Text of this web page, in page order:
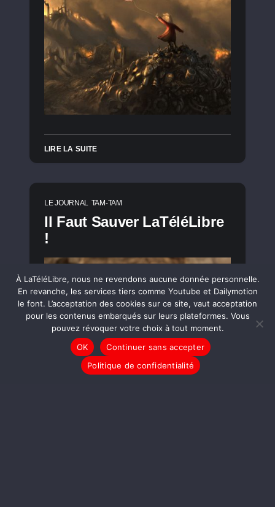
LIRE LA SUITE
LE JOURNAL TAM-TAM
Il Faut Sauver LaTéléLibre
!
À LaTéléLibre, nous ne revendons aucune donnée personnelle.
En revanche, les services tiers comme Youtube et Dailymotion
le font. L’acceptation des cookies sur ce site, vaut acceptation
pour les contenus embarqués sur leurs plateformes. Vous
pouvez révoquer votre choix à tout moment.
OK
Continuer sans accepter
Politique de confidentialité